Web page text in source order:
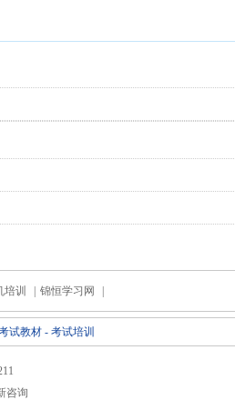
培训 锦恒学习网
试教材- 考试培训
咨询